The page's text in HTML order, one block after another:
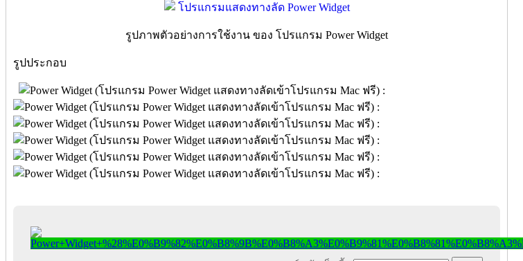
รูปภาพตัวอย่างการใช้งาน ของ โปรแกรม Power Widget
รูปประกอบ